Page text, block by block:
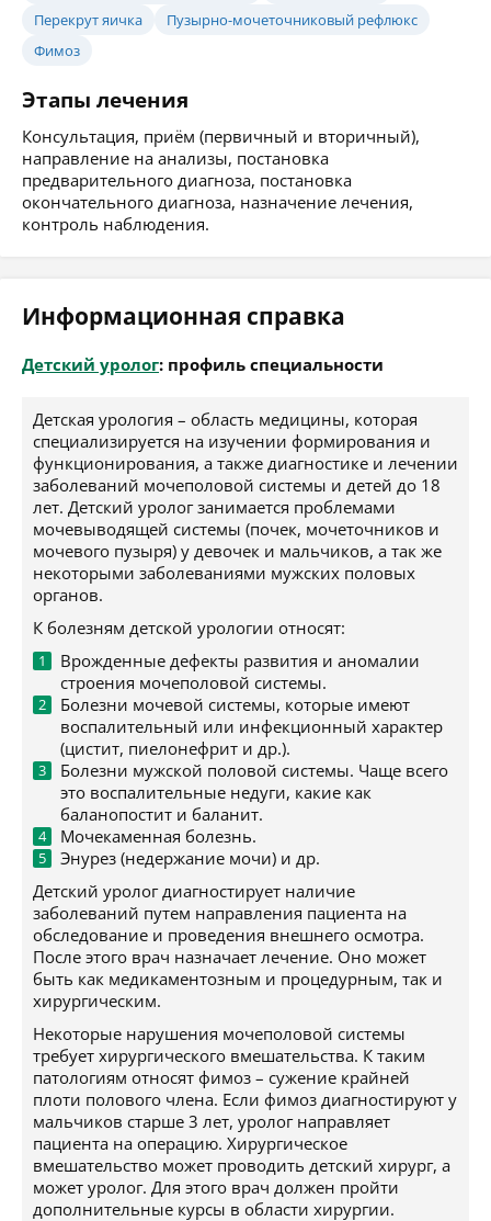
Перекрут яичка
Пузырно-мочеточниковый рефлюкс
Фимоз
Этапы лечения
Консультация, приём (первичный и вторичный),
направление на анализы, постановка
предварительного диагноза, постановка
окончательного диагноза, назначение лечения,
контроль наблюдения.
Информационная справка
Детский уролог: профиль специальности
Детская урология – область медицины, которая
специализируется на изучении формирования и
функционирования, а также диагностике и лечении
заболеваний мочеполовой системы и детей до 18
лет. Детский уролог занимается проблемами
мочевыводящей системы (почек, мочеточников и
мочевого пузыря) у девочек и мальчиков, а так же
некоторыми заболеваниями мужских половых
органов.
К болезням детской урологии относят:
Врожденные дефекты развития и аномалии
строения мочеполовой системы.
Болезни мочевой системы, которые имеют
воспалительный или инфекционный характер
(цистит, пиелонефрит и др.).
Болезни мужской половой системы. Чаще всего
это воспалительные недуги, какие как
баланопостит и баланит.
Мочекаменная болезнь.
Энурез (недержание мочи) и др.
Детский уролог диагностирует наличие
заболеваний путем направления пациента на
обследование и проведения внешнего осмотра.
После этого врач назначает лечение. Оно может
быть как медикаментозным и процедурным, так и
хирургическим.
Некоторые нарушения мочеполовой системы
требует хирургического вмешательства. К таким
патологиям относят фимоз – сужение крайней
плоти полового члена. Если фимоз диагностируют у
мальчиков старше 3 лет, уролог направляет
пациента на операцию. Хирургическое
вмешательство может проводить детский хирург, а
может уролог. Для этого врач должен пройти
дополнительные курсы в области хирургии.